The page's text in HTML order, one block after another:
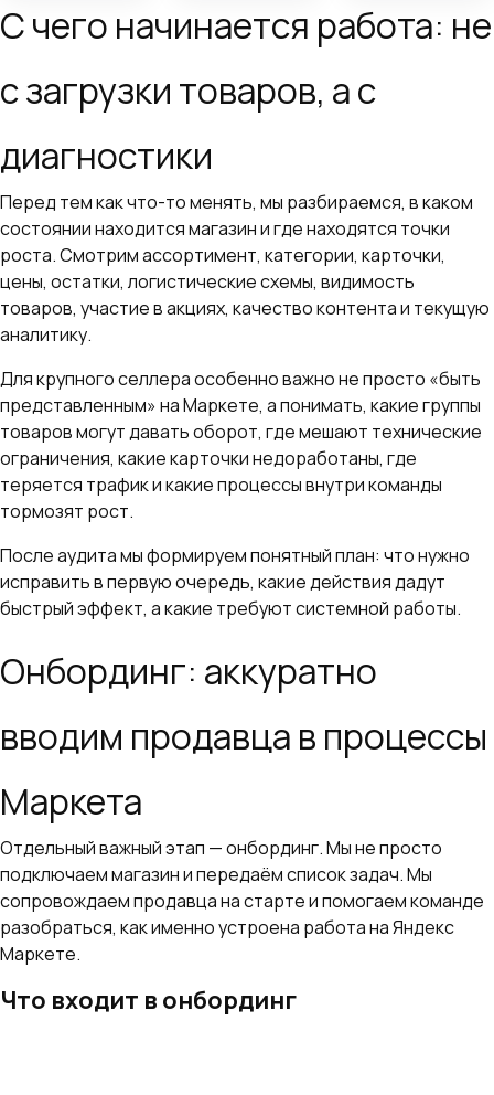
С чего начинается работа: не
с загрузки товаров, а с
диагностики
Перед тем как что-то менять, мы разбираемся, в каком
состоянии находится магазин и где находятся точки
роста. Смотрим ассортимент, категории, карточки,
цены, остатки, логистические схемы, видимость
товаров, участие в акциях, качество контента и текущую
аналитику.
Для крупного селлера особенно важно не просто «быть
представленным» на Маркете, а понимать, какие группы
товаров могут давать оборот, где мешают технические
ограничения, какие карточки недоработаны, где
теряется трафик и какие процессы внутри команды
тормозят рост.
После аудита мы формируем понятный план: что нужно
исправить в первую очередь, какие действия дадут
быстрый эффект, а какие требуют системной работы.
Онбординг: аккуратно
вводим продавца в процессы
Маркета
Отдельный важный этап — онбординг. Мы не просто
подключаем магазин и передаём список задач. Мы
сопровождаем продавца на старте и помогаем команде
разобраться, как именно устроена работа на Яндекс
Маркете.
Что входит в онбординг